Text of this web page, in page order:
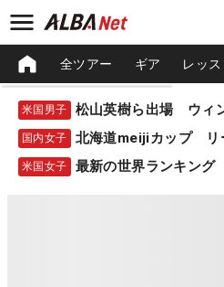
全ツアー ギア レッス
米国男子
国内女子 北海道meijiカップ リ
米国女子 最新の世界ランキング